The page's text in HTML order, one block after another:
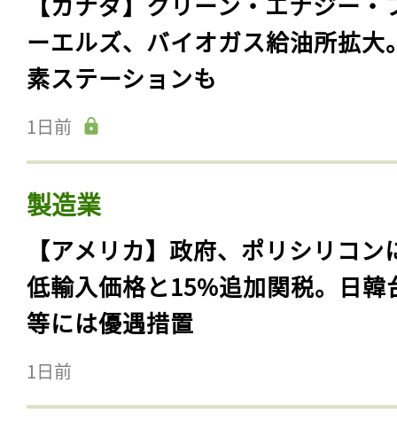
ーエルズ、バイオガス給油所拡大
素ステーションも
1日前
製造業
【アメリカ】政府、ポリシリコン
低輸入価格と15%追加関税。日韓
等には優遇措置
1日前